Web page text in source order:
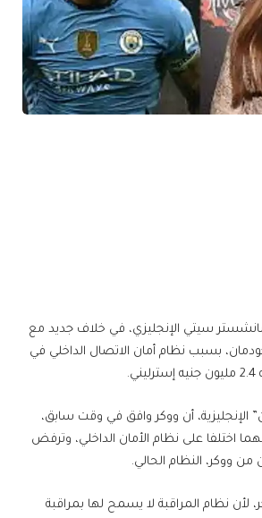
سيتي الإنجليزي، في خلاف جديد مع
بسبب نظام أمان الاتصال الداخلي في
أن ووكر وافق في وقت سابق،
اختلفا على نظام الأمان الداخلي، وترفض
من ووكر، النظام الحالي.
لأن نظام المراقبة لا يسمح لها بمراقبة